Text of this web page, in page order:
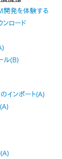
開発を体験する
ンロード
ル(B)
インポート(A)